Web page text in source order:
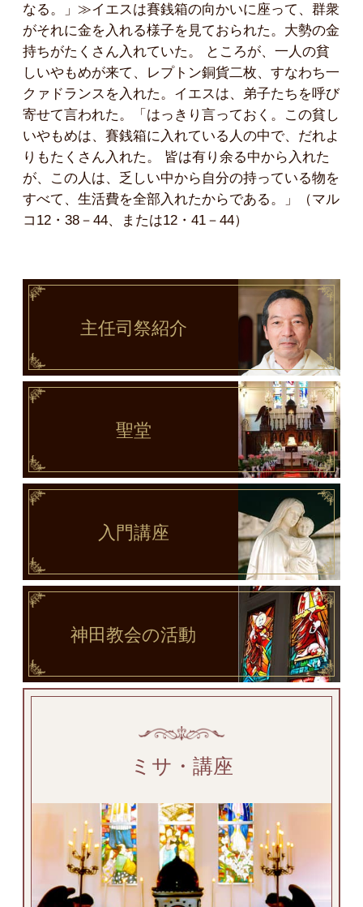
なる。」≫イエスは賽銭箱の向かいに座って、群衆
がそれに金を入れる様子を見ておられた。大勢の金
持ちがたくさん入れていた。 ところが、一人の貧
しいやもめが来て、レプトン銅貨二枚、すなわち一
クァドランスを入れた。イエスは、弟子たちを呼び
寄せて言われた。「はっきり言っておく。この貧し
いやもめは、賽銭箱に入れている人の中で、だれよ
りもたくさん入れた。 皆は有り余る中から入れた
が、この人は、乏しい中から自分の持っている物を
すべて、生活費を全部入れたからである。」（マル
コ12・38－44、または12・41－44）
主任司祭紹介
聖堂
入門講座
神田教会の活動
ミサ・講座